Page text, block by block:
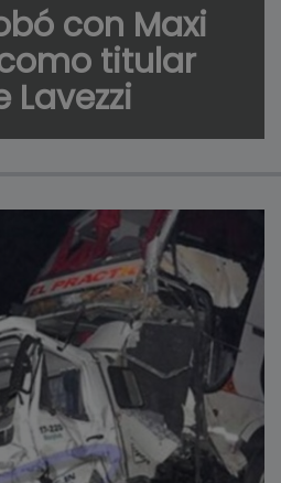
con Maxi
titular
Lavezzi